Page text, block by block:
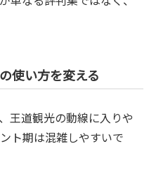
使い方を変える
王道観光の動線に入りや
ト期は混雑しやすいで